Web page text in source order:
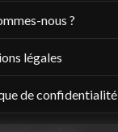
nous ?
légales
de confidentialité